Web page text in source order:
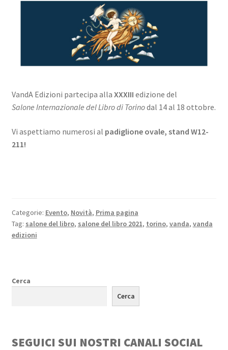
VandA Edizioni partecipa alla XXXIII edizione del
Salone Internazionale del Libro di Torinodal 14 al 18 ottobre.
Vi aspettiamo numerosi al padiglione ovale, stand W12-
211!
Categorie: Evento, Novità, Prima pagina
Tag: salone del libro, salone del libro 2021, torino, vanda, vanda
edizioni
Cerca
Cerca
SEGUICI SUI NOSTRI CANALI SOCIAL